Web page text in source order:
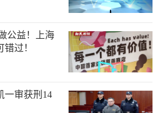
公益！上海
过！
一审获刑14